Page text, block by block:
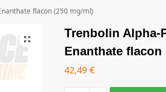
flacon (250 mg/ml)
Trenbolin Alpha-
Enanthate flacon
42,49 €